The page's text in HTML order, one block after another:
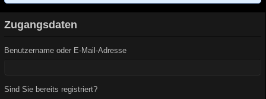
Zugangsdaten
Benutzername oder E-Mail-Adresse
Sind Sie bereits registriert?